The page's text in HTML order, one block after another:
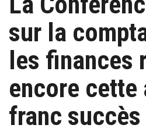
sur la
les finances
encore cette
franc succès